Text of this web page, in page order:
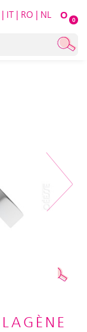
O 0
| IT | RO | NL
Next